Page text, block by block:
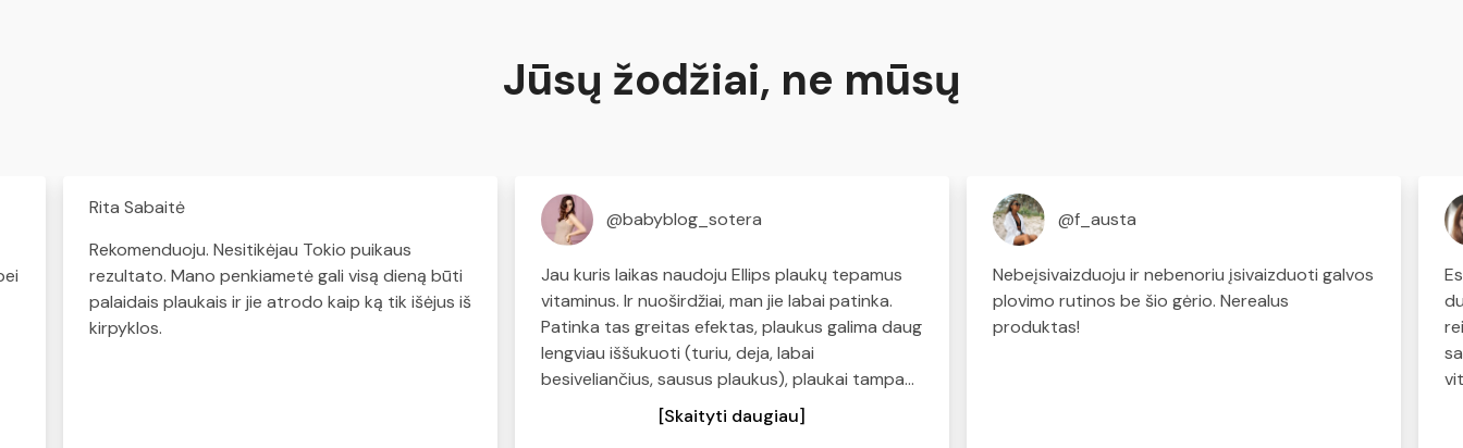
Jūsų žodžiai, ne mūsų
Rita Sabaitė
Rekomenduoju. Nesitikėjau Tokio puikaus
rezultato. Mano penkiametė gali visą dieną būti
palaidais plaukais ir jie atrodo kaip ką tik išėjus iš
kirpyklos.
@babyblog_sotera
Jau kuris laikas naudoju Ellips plaukų tepamus
vitaminus. Ir nuoširdžiai, man jie labai patinka.
Patinka tas greitas efektas, plaukus galima daug
lengviau iššukuoti (turiu, deja, labai
besiveliančius, sausus plaukus), plaukai tampa
švelnūs ir minkšti. Kas turite panašių problemų -
pabandykite, tikiu, kad norėsis kasdien naudoti:)
[Skaityti daugiau]
@f_austa
Nebeįsivaizduoju ir nebenoriu įsivaizduoti galvos
plovimo rutinos be šio gėrio. Nerealus
produktas!